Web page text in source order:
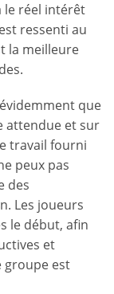
le réel intérêt
ressenti au
la meilleure
que
attendue et sur
travail fourni
peux pas
des
Les joueurs
le début, afin
et
groupe est